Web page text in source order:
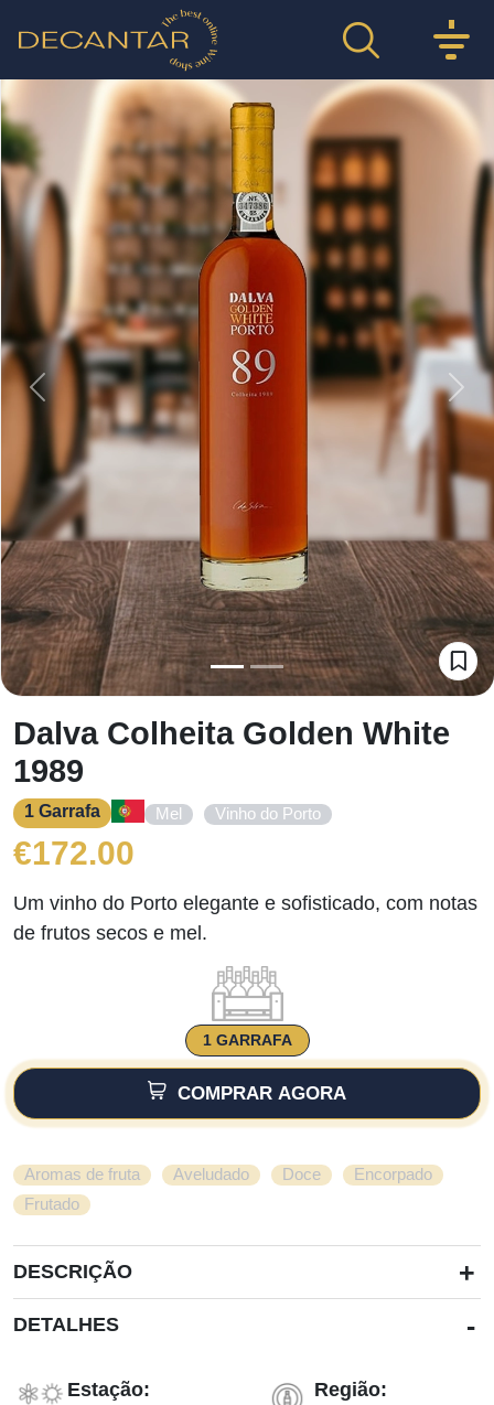
Previous
Dalva Colheita Golden White
1989
1 Garrafa Mel Vinho do Porto
€172.00
Um vinho do Porto elegante e sofisticado, com notas
de frutos secos e mel.
1 GARRAFA
COMPRAR AGORA
Aromas de fruta Aveludado Doce Encorpado
Frutado
DESCRIÇÃO +
DETALHES -
Estação:
Região: